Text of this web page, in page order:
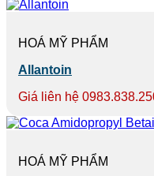
HOÁ MỸ PHẨM
Allantoin
Giá liên hệ
HOÁ MỸ PHẨM